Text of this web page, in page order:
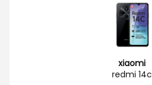
xiaomi
redmi 14c